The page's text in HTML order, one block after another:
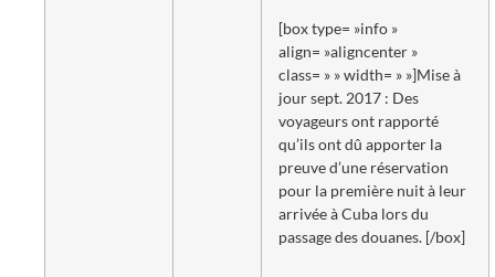
[box type= »info »
align= »aligncenter »
class= » » width= » »]Mise à
jour sept. 2017 : Des
voyageurs ont rapporté
qu’ils ont dû apporter la
preuve d’une réservation
pour la première nuit à leur
arrivée à Cuba lors du
passage des douanes. [/box]